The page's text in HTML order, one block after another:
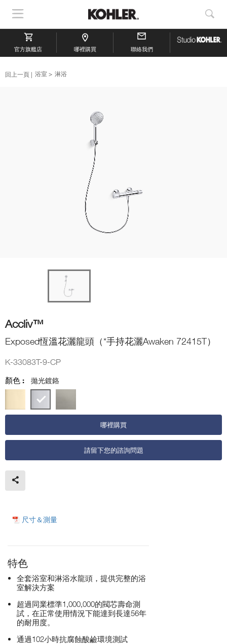
顯
示
導
航
顯
示
搜
官方旗艦店 哪裡購買 聯絡我們
回上一頁 浴室 淋浴
Accliv™
Exposed恆溫花灑龍頭（*手持花灑Awaken 72415T）
K-33083T-9-CP
顏色 :
拋光鍍鉻
哪裡購買
請留下您的諮詢問題
尺寸＆測量
特色
全套浴室和淋浴水龍頭，提供完整的浴
室解決方案
超過同業標準1,000,000的閥芯壽命測
試，在正常使用情況下能達到長達56年
的耐用度。
通過102小時抗腐蝕酸鹼環境測試